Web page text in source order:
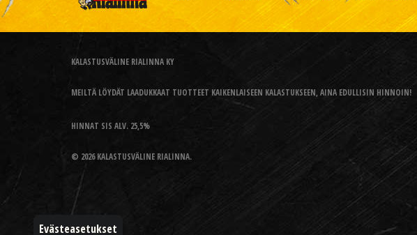
KALASTUSVÄLINE RIALINNA KY
MEILTÄ LÖYDÄT LAADUKKAAT TUOTTEET KAIKENLAISEEN KALASTUKSEEN, AINA EDULLISIN HINNOIN!
HINNAT SIS ALV. 25,5%
© 2026 KALASTUSVÄLINE RIALINNA.
Evästeasetukset